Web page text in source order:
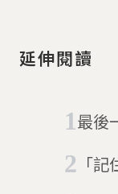
延伸閱讀
最後
「